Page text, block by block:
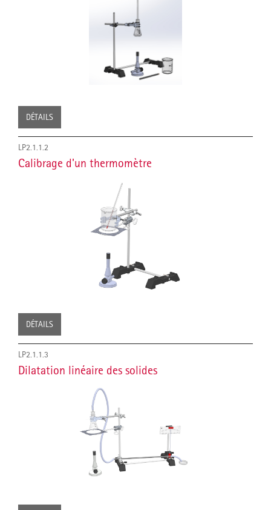
DÉTAILS
LP2.1.1.2
Calibrage d'un thermomètre
DÉTAILS
LP2.1.1.3
Dilatation linéaire des solides